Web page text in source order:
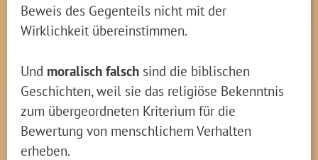
Beweis des Gegenteils nicht mit der
Wirklichkeit übereinstimmen.
Und moralisch falsch sind die biblischen
Geschichten, weil sie das religiöse Bekenntnis
zum übergeordneten Kriterium für die
Bewertung von menschlichem Verhalten
erheben.